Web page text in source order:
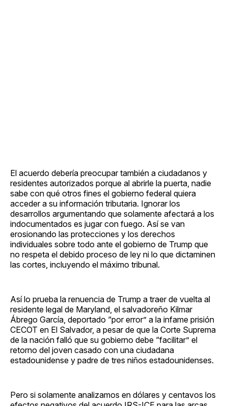
El acuerdo debería preocupar también a ciudadanos y
residentes autorizados porque al abrirle la puerta, nadie
sabe con qué otros fines el gobierno federal quiera
acceder a su información tributaria. Ignorar los
desarrollos argumentando que solamente afectará a los
indocumentados es jugar con fuego. Así se van
erosionando las protecciones y los derechos
individuales sobre todo ante el gobierno de Trump que
no respeta el debido proceso de ley ni lo que dictaminen
las cortes, incluyendo el máximo tribunal.
Así lo prueba la renuencia de Trump a traer de vuelta al
residente legal de Maryland, el salvadoreño Kilmar
Ábrego García, deportado “por error” a la infame prisión
CECOT en El Salvador, a pesar de que la Corte Suprema
de la nación falló que su gobierno debe “facilitar” el
retorno del joven casado con una ciudadana
estadounidense y padre de tres niños estadounidenses.
Pero si solamente analizamos en dólares y centavos los